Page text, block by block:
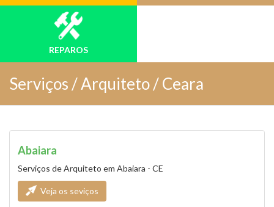
REPAROS
Serviços /Arquiteto / Ceara
Abaiara
Serviços de Arquiteto em Abaiara - CE
Veja os seviços